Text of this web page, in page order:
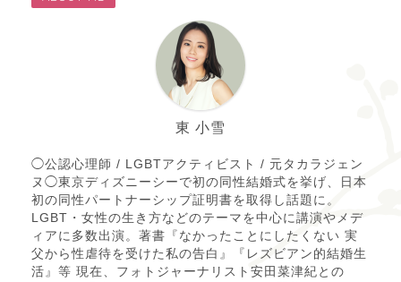
東 小雪
◯公認心理師 / LGBTアクティビスト / 元タカラジェン
ヌ◯東京ディズニーシーで初の同性結婚式を挙げ、日本
初の同性パートナーシップ証明書を取得し話題に。
LGBT・女性の生き方などのテーマを中心に講演やメデ
ィアに多数出演。著書『なかったことにしたくない 実
父から性虐待を受けた私の告白』『レズビアン的結婚生
活』等 現在、フォトジャーナリスト安田菜津紀との